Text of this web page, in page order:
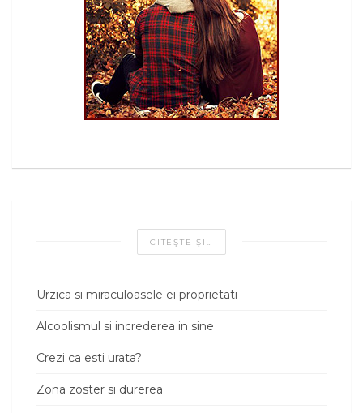
CITEŞTE ŞI…
Urzica si miraculoasele ei proprietati
Alcoolismul si increderea in sine
Crezi ca esti urata?
Zona zoster si durerea